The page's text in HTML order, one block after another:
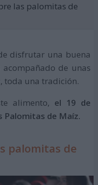
las palomitas de
disfrutar una buena
de unas
toda una tradición.
alimento, el 19 de
Palomitas de Maíz.
palomitas de